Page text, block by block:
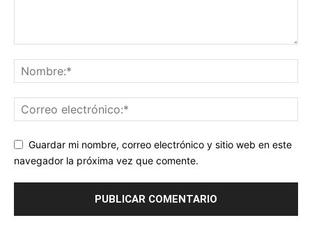
Guardar mi nombre, correo electrónico y sitio web en este
navegador la próxima vez que comente.